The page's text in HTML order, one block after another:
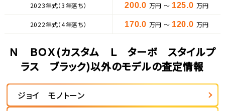
2023年式（3年落ち） 200.0 万円 ～ 125.0 万円
2022年式（4年落ち） 170.0 万円 ～ 120.0 万円
Ｎ ＢＯＸ(カスタム Ｌ ターボ スタイルプ
ラス ブラック)以外のモデルの査定情報
ジョイ モノトーン